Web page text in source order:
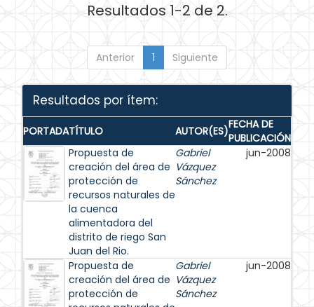
Resultados 1-2 de 2.
Anterior 1 Siguiente
Resultados por ítem:
PORTADATÍTULO AUTOR(ES)FECHA DE
PUBLICACIÓN
Propuesta de
creación del área de
protección de
recursos naturales de
la cuenca
alimentadora del
distrito de riego San
Juan del Rio.
Gabriel
Vázquez
Sánchez
jun-2008
Propuesta de
creación del área de
protección de
Gabriel
Vázquez
Sánchez
jun-2008